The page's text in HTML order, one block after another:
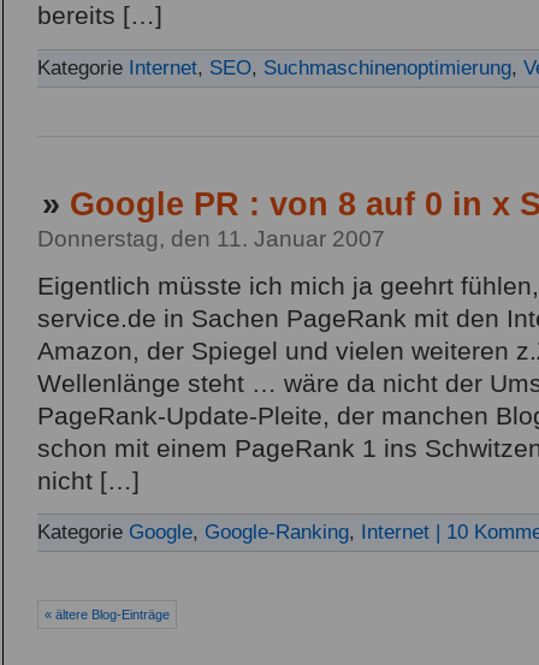
bereits […]
Kategorie Internet, SEO, Suchmaschinenoptimierung,
» Google PR : von 8 auf 0 in x
Donnerstag, den 11. Januar 2007
Eigentlich müsste ich mich ja geehrt
service.de in Sachen PageRank mit den
Amazon, der Spiegel und vielen weiteren
Wellenlänge steht … wäre da nicht der
PageRank-Update-Pleite, der manchen
schon mit einem PageRank 1 ins
nicht […]
Kategorie Google, Google-Ranking, Internet | 10
« ältere Blog-Einträge